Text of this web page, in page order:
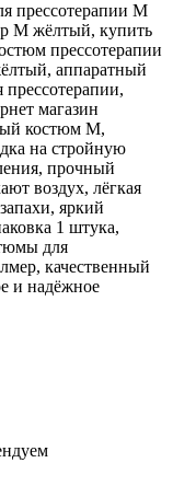
прессотерапии M
M жёлтый, купить
прессотерапии
аппаратный
магазин
костюм M,
на стройную
прочный
воздух, лёгкая
яркий
1 штука,
для
качественный
и надёжное